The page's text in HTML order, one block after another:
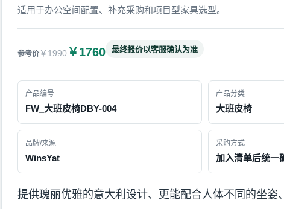
适用于办公空间配置、补充采购和项目型家具选型。
￥1990￥1760 最终报价以客服确认为准
产品编号
FW_大班皮椅DBY-004
产品分类
大班皮椅
品牌/来源
WinsYat
采购方式
加入清单后统一
提供瑰丽优雅的意大利设计、更能配合人体不同的坐姿